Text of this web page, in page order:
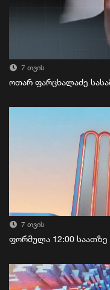
7 თვის
ოთარ ფარცხალაძე
7 თვის
ფორმულა 12:00 საათზე